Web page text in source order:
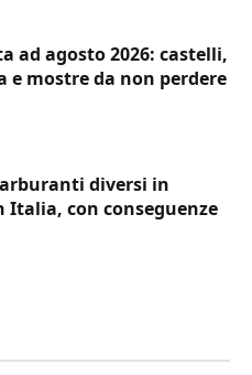
ad agosto 2026: castelli,
e mostre da non perdere
diversi in
Italia, con conseguenze